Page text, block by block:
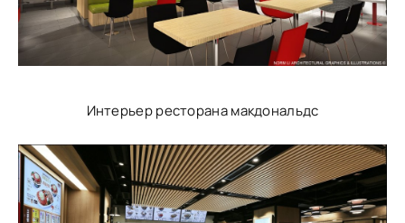
Интерьер ресторана макдональдс